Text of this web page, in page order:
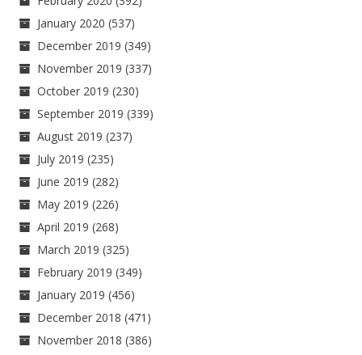
January 2020 (537)
December 2019 (349)
November 2019 (337)
October 2019 (230)
September 2019 (339)
August 2019 (237)
July 2019 (235)
June 2019 (282)
May 2019 (226)
April 2019 (268)
March 2019 (325)
February 2019 (349)
January 2019 (456)
December 2018 (471)
November 2018 (386)